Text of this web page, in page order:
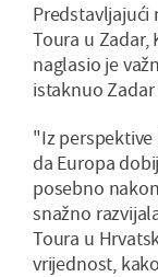
Predstavljajući
Toura u Zadar,
naglasio je
istaknuo
"Iz perspektive
da Europa
posebno
snažno
Toura u
vrijednost,